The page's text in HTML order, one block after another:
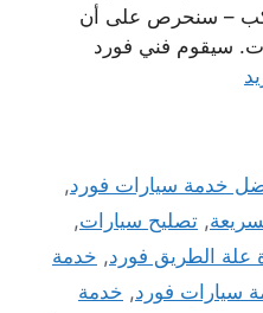
– سنحرص على أن
سيقوم فني فورد
خدمة سيارات فورد,
, تصليح سيارات,
علة الطريق فورد, خدمة
سيارات فورد, خدمة